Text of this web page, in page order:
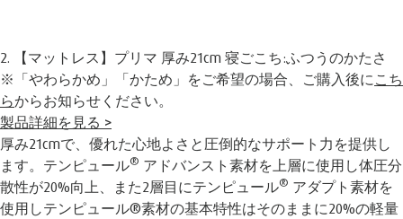
2. 【マットレス】プリマ 厚み21cm 寝ごこち:ふつうのかたさ
※「やわらかめ」「かため」をご希望の場合、ご購入後にこち
らからお知らせください。
製品詳細を見る >
厚み21cmで、優れた心地よさと圧倒的なサポート力を提供し
ます。テンピュール® アドバンスト素材を上層に使用し体圧分
散性が20%向上、また2層目にテンピュール® アダプト素材を
使用しテンピュール®素材の基本特性はそのままに20%の軽量